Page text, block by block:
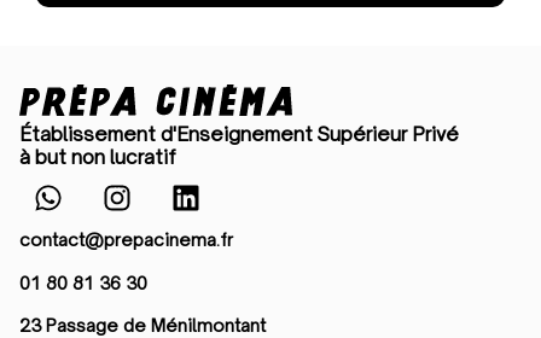
Établissement d'Enseignement Supérieur Privé
à but non lucratif
contact@prepacinema.fr
01 80 81 36 30
23 Passage de Ménilmontant